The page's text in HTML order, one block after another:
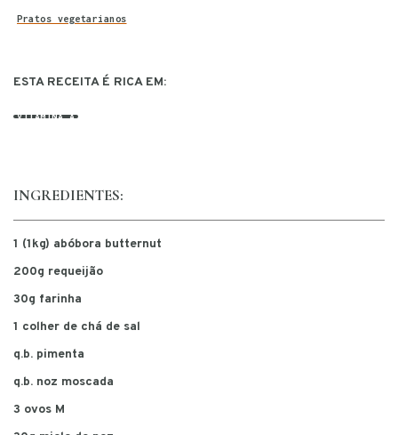
Pratos vegetarianos
ESTA RECEITA É RICA EM:
VITAMINA A
INGREDIENTES:
1 (1kg) abóbora butternut
200g requeijão
30g farinha
1 colher de chá de sal
q.b. pimenta
q.b. noz moscada
3 ovos M